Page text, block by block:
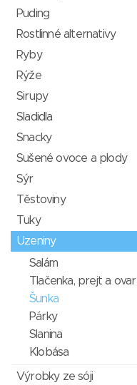
Puding
Rostlinné alternativy
Ryby
Rýže
Sirupy
Sladidla
Snacky
Sušené ovoce a plody
Sýr
Těstoviny
Tuky
Uzeniny
Salám
Tlačenka, prejt a ovar
Šunka
Párky
Slanina
Klobása
Výrobky ze sóji